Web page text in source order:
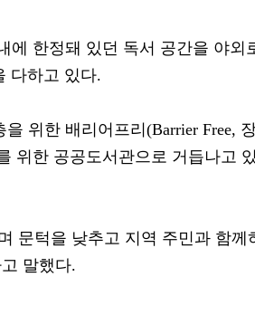
에 한정돼 있던 독서 공간을 야외
다하고 있다.
위한 배리어프리(Barrier Free,
위한 공공도서관으로 거듭나고 있
문턱을 낮추고 지역 주민과 함께
말했다.